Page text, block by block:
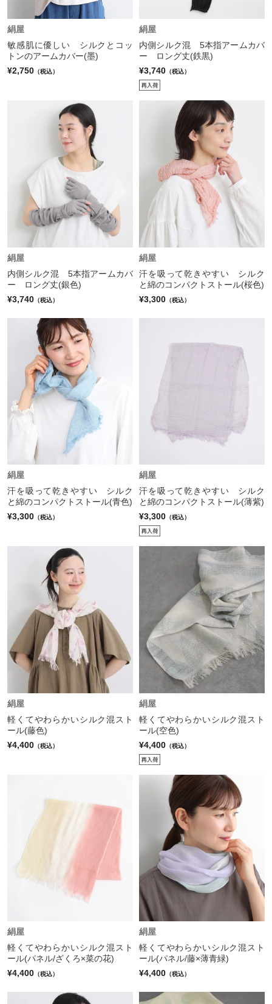
絹屋
敏感肌に優しい シルクとコッ
トンのアームカバー(墨)
¥2,750 （税込）
絹屋
内側シルク混 5本指アームカバ
ー ロング丈(鉄黒)
¥3,740 （税込）
絹屋
内側シルク混 5本指アームカバ
ー ロング丈(銀色)
¥3,740 （税込）
絹屋
汗を吸って乾きやすい シルク
と綿のコンパクトストール(桜色)
¥3,300 （税込）
絹屋
汗を吸って乾きやすい シルク
と綿のコンパクトストール(青色)
¥3,300 （税込）
絹屋
汗を吸って乾きやすい シルク
と綿のコンパクトストール(薄紫)
¥3,300 （税込）
絹屋
軽くてやわらかいシルク混スト
ール(藤色)
¥4,400 （税込）
絹屋
軽くてやわらかいシルク混スト
ール(空色)
¥4,400 （税込）
絹屋
軽くてやわらかいシルク混スト
ール(パネル/ざくろ×菜の花)
¥4,400 （税込）
絹屋
軽くてやわらかいシルク混スト
ール(パネル/藤×薄青緑)
¥4,400 （税込）